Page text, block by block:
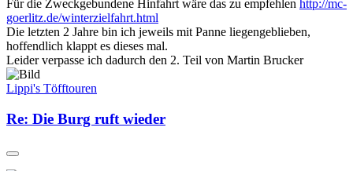
Für die Zweckgebundene Hinfahrt wäre das zu empfehlen http://mc-
goerlitz.de/winterzielfahrt.html
Die letzten 2 Jahre bin ich jeweils mit Panne liegengeblieben,
hoffendlich klappt es dieses mal.
Leider verpasse ich dadurch den 2. Teil von Martin Brucker
Lippi's Töfftouren
Re: Die Burg ruft wieder